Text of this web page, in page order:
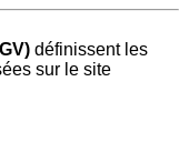
définissent les
sur le site